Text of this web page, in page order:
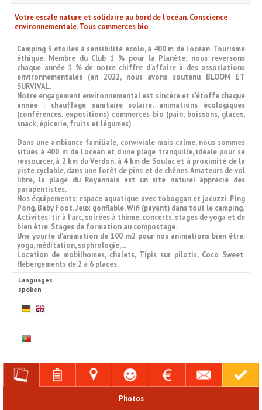
Votre escale nature et solidaire au bord de l'océan. Conscience
environnementale. Tous commerces bio.
Camping 3 étoiles à sensibilité écolo, à 400 m de l'océan. Tourisme
éthique. Membre du Club 1 % pour la Planète: nous reversons
chaque année 1 % de notre chiffre d'affaire à des associations
environnementales (en 2022, nous avons soutenu BLOOM ET
SURVIVAL.
Notre engagement environnemental est sincère et s'étoffe chaque
année : chauffage sanitaire solaire, animations écologiques
(conférences, expositions) commerces bio (pain, boissons, glaces,
snack, épicerie, fruits et légumes) .
Dans une ambiance familiale, conviviale mais calme, nous sommes
situés à 400 m de l'océan et d'une plage tranquille, idéale pour se
ressourcer, à 2 km du Verdon, à 4 km de Soulac et à proximité de la
piste cyclable, dans une forêt de pins et de chênes. Amateurs de vol
libre, la plage du Royannais est un site naturel apprécié des
parapentistes.
Nos équipements: espace aquatique avec toboggan et jacuzzi. Ping
Pong, Baby Foot. Jeux gonflable. Wifi (payant) dans tout le camping.
Activités: tir à l'arc, soirées à thème, concerts, stages de yoga et de
bien être. Stages de formation au compostage.
Une yourte d'animation de 100 m2 pour nos animations bien être:
yoga, méditation, sophrologie,...
Location de mobilhomes, chalets, Tipis sur pilotis, Coco Sweet.
Hébergements de 2 à 6 places.
Languages
spoken
Photos